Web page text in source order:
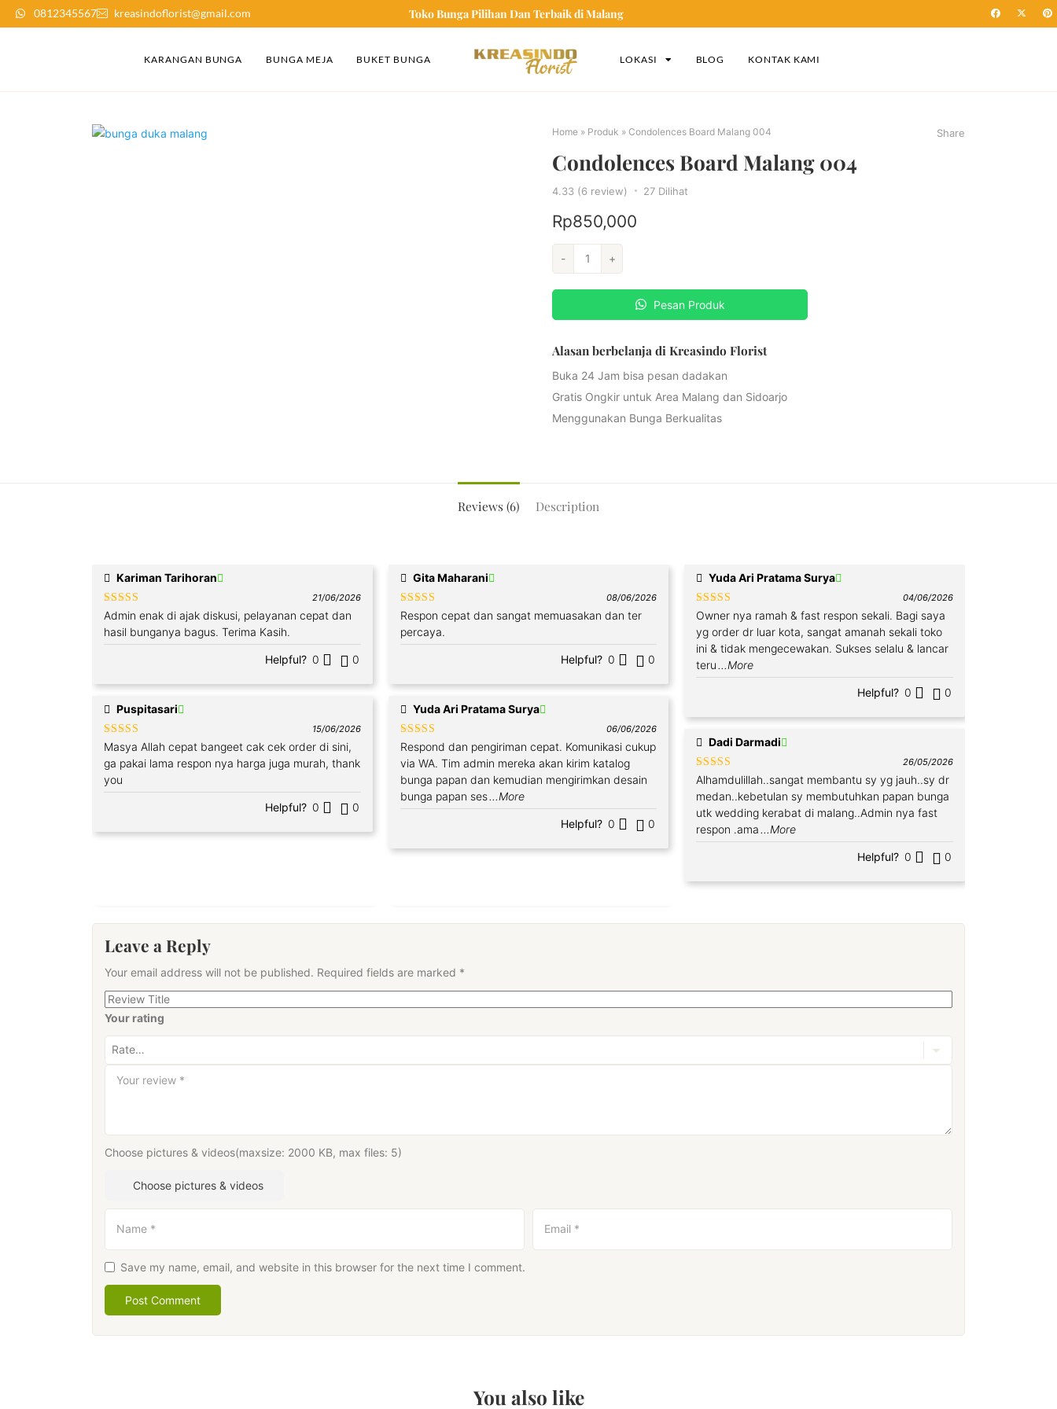
0812345567 kreasindoflorist@gmail.com Toko Bunga Pilihan Dan Terbaik di Malang
KARANGAN BUNGA BUNGA MEJA BUKET BUNGA LOKASI BLOG KONTAK KAMI
Home » Produk » Condolences Board Malang 004
Condolences Board Malang 004
4.33 (6 review) 27 Dilihat
Rp850,000
- +
Pesan Produk
Alasan berbelanja di Kreasindo Florist
Buka 24 Jam bisa pesan dadakan
Gratis Ongkir untuk Area Malang dan Sidoarjo
Menggunakan Bunga Berkualitas
Share
Reviews (6) Description
Kariman Tarihoran
Rated 4
21/06/2026
Admin enak di ajak diskusi, pelayanan cepat dan
hasil bunganya bagus. Terima Kasih.
Helpful? 0 0
Puspitasari
Rated 4
out of 5
15/06/2026
Masya Allah cepat bangeet cak cek order di sini,
ga pakai lama respon nya harga juga murah, thank
you
Helpful? 0 0
Gita Maharani
Rated4
out of 5
08/06/2026
Respon cepat dan sangat memuasakan dan ter
percaya.
Helpful? 0 0
Yuda Ari Pratama Surya
Rated4
out of 5
06/06/2026
Respond dan pengiriman cepat. Komunikasi cukup
via WA. Tim admin mereka akan kirim katalog
bunga papan dan kemudian mengirimkan desain
bunga papan ses...More
Helpful? 0 0
Yuda Ari Pratama Surya
Rated5out
04/06/2026
Owner nya ramah & fast respon sekali. Bagi saya
yg order dr luar kota, sangat amanah sekali toko
ini & tidak mengecewakan. Sukses selalu & lancar
teru ...More
Helpful? 0 0
Dadi Darmadi
Rated5out
26/05/2026
Alhamdulillah..sangat membantu sy yg jauh..sy dr
medan..kebetulan sy membutuhkan papan bunga
utk wedding kerabat di malang..Admin nya fast
respon .ama ...More
Helpful? 0 0
Leave a Reply
Your email address will not be published. Required fields are marked *
Your rating
Your review *
Choose pictures & videos(maxsize: 2000 KB, max files: 5)
Choose pictures & videos
Name * Email *
Save my name, email, and website in this browser for the next time I comment.
You also like